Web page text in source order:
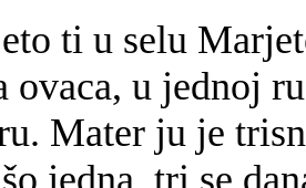
ti u selu
ovaca, u jednoj
Mater ju je